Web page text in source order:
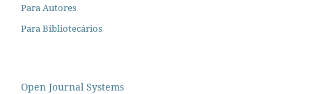
Para Autores
Para Bibliotecários
Open Journal Systems